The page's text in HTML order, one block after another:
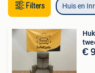
Filters Huis en
€